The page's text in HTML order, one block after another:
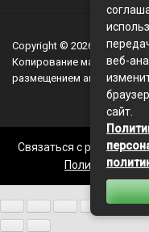
Copyright © 2026
Копирование материалов
размещением активной
Связаться с редакцией
Политика
веб-
сайт.